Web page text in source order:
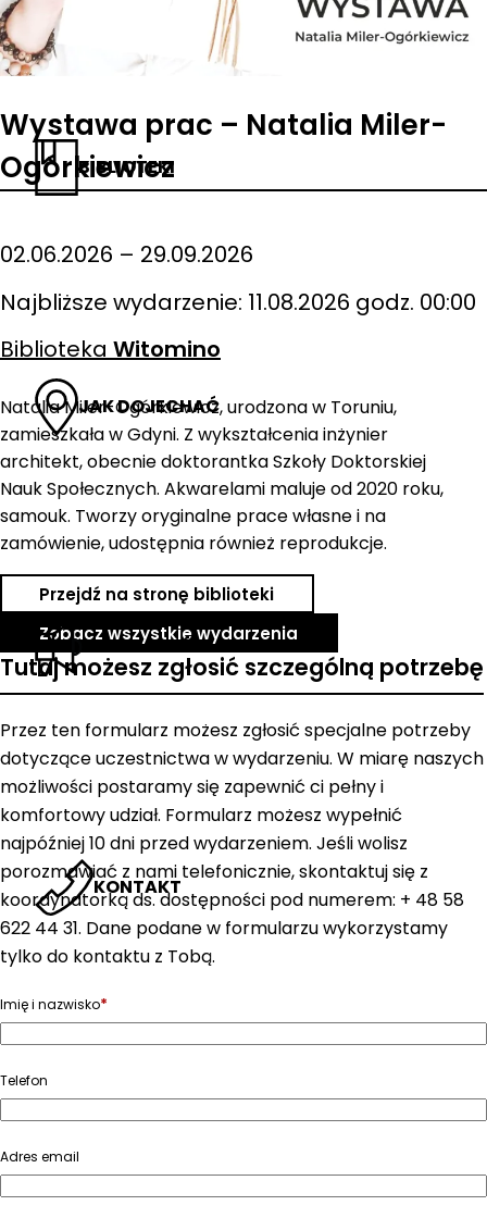
BIBLIOTEKI
JAK DOJECHAĆ
AKTUALNOŚCI
KONTAKT
Wystawa prac – Natalia Miler-
Ogórkiewicz
02.06.2026 – 29.09.2026
Najbliższe wydarzenie: 11.08.2026 godz. 00:00
Biblioteka Witomino
Natalia Miler-Ogórkiewicz, urodzona w Toruniu,
zamieszkała w Gdyni. Z wykształcenia inżynier
architekt, obecnie doktorantka Szkoły Doktorskiej
Nauk Społecznych. Akwarelami maluje od 2020 roku,
samouk. Tworzy oryginalne prace własne i na
zamówienie, udostępnia również reprodukcje.
Przejdź na stronę biblioteki
Zobacz wszystkie wydarzenia
Tutaj możesz zgłosić szczególną potrzebę
Przez ten formularz możesz zgłosić specjalne potrzeby
dotyczące uczestnictwa w wydarzeniu. W miarę naszych
możliwości postaramy się zapewnić ci pełny i
komfortowy udział. Formularz możesz wypełnić
najpóźniej 10 dni przed wydarzeniem. Jeśli wolisz
porozmawiać z nami telefonicznie, skontaktuj się z
koordynatorką ds. dostępności pod numerem: + 48 58
622 44 31. Dane podane w formularzu wykorzystamy
tylko do kontaktu z Tobą.
Imię i nazwisko*
Telefon
Adres email